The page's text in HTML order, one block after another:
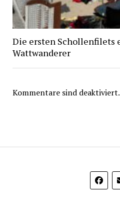
Die ersten Schollenfilets
Wattwanderer
Kommentare sind deaktiviert.